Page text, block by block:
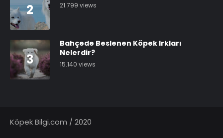
2 21.799 views
3
Bahçede Beslenen Köpek Irkları
Nelerdir?
15.140 views
Köpek Bilgi.com / 2020